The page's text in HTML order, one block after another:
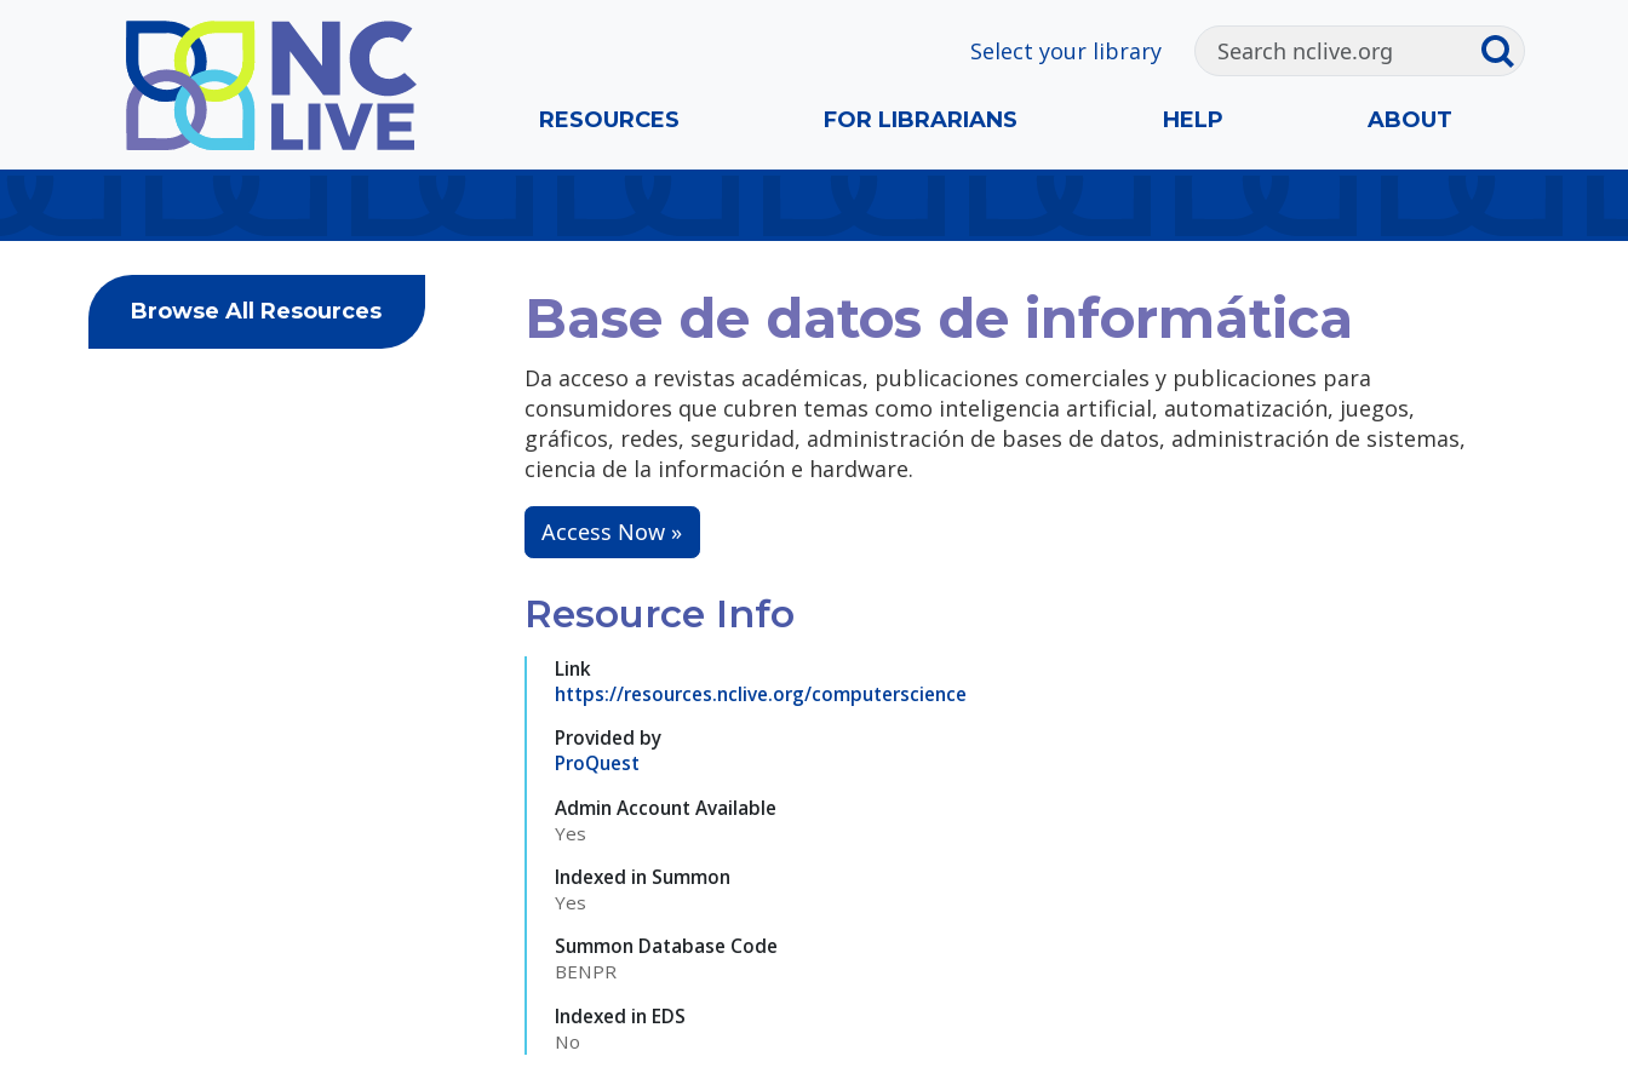
Skip to main content
Select your library
RESOURCES FOR LIBRARIANS HELP ABOUT
Browse All Resources Base de datos de informática
Da acceso a revistas académicas, publicaciones comerciales y publicaciones para
consumidores que cubren temas como inteligencia artificial, automatización, juegos,
gráficos, redes, seguridad, administración de bases de datos, administración de sistemas,
ciencia de la información e hardware.
Access Now »
Resource Info
Link
https://resources.nclive.org/computerscience
Provided by
ProQuest
Admin Account Available
Yes
Indexed in Summon
Yes
Summon Database Code
BENPR
Indexed in EDS
No